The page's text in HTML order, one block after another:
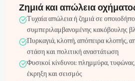
Ζημιά και απώλεια
Τυχαία απώλεια ή ζημιά σε
συμπεριλαμβανομένης κακόβουλης
Πυρκαγιά, κλοπή, απόπειρα κλοπής,
στάση και πολιτική αναστάτωση
Φυσικοί κίνδυνοι: πλημμύρα,
έκρηξη και σεισμός